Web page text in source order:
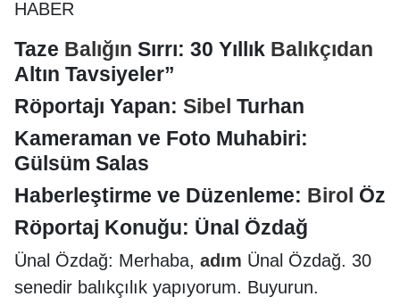
HABER
Taze Balığın Sırrı: 30 Yıllık Balıkçıdan
Altın Tavsiyeler”
Röportajı Yapan: Sibel Turhan
Kameraman ve Foto Muhabiri:
Gülsüm Salas
Haberleştirme ve Düzenleme: Birol Öz
Röportaj Konuğu: Ünal Özdağ
Ünal Özdağ: Merhaba, adım Ünal Özdağ. 30
senedir balıkçılık yapıyorum. Buyurun.